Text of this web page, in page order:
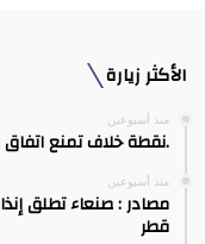
الأكثر زيارة
منذ أسبوعين
.نقطة خلاف تمنع اتفاق
منذ أسبوعين
مصادر : صنعاء تطلق
قطر